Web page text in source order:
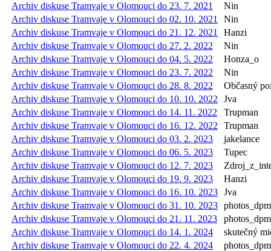
Archiv diskuse Tramvaje v Olomouci do 23. 7. 2021
Nin
Archiv diskuse Tramvaje v Olomouci do 02. 10. 2021
Nin
Archiv diskuse Tramvaje v Olomouci do 21. 12. 2021
Hanzi
Archiv diskuse Tramvaje v Olomouci do 27. 2. 2022
Nin
Archiv diskuse Tramvaje v Olomouci do 04. 5. 2022
Honza_o
Archiv diskuse Tramvaje v Olomouci do 23. 7. 2022
Nin
Archiv diskuse Tramvaje v Olomouci do 28. 8. 2022
Občasný
Archiv diskuse Tramvaje v Olomouci do 10. 10. 2022
Jva
Archiv diskuse Tramvaje v Olomouci do 14. 11. 2022
Trupman
Archiv diskuse Tramvaje v Olomouci do 16. 12. 2022
Trupman
Archiv diskuse Tramvaje v Olomouci do 03. 2. 2023
jakelance
Archiv diskuse Tramvaje v Olomouci do 06. 5. 2023
Tupec
Archiv diskuse Tramvaje v Olomouci do 12. 7. 2023
Archiv diskuse Tramvaje v Olomouci do 19. 9. 2023
Hanzi
Archiv diskuse Tramvaje v Olomouci do 16. 10. 2023 Jva
Archiv diskuse Tramvaje v Olomouci do 31. 10. 2023
Archiv diskuse Tramvaje v Olomouci do 21. 11. 2023
Archiv diskuse Tramvaje v Olomouci do 14. 1. 2024
skutečný
Archiv diskuse Tramvaje v Olomouci do 22. 4. 2024